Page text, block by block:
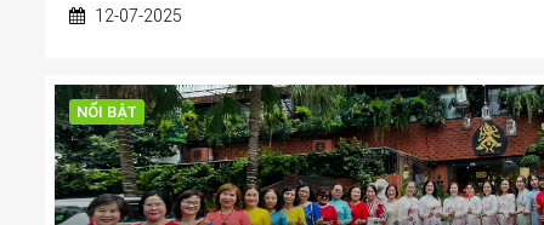
12-07-2025
NỔI BẬT